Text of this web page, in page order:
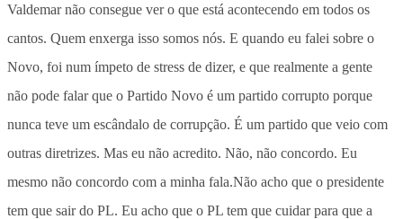
Valdemar não consegue ver o que está acontecendo em todos os
cantos. Quem enxerga isso somos nós. E quando eu falei sobre o
Novo, foi num ímpeto de stress de dizer, e que realmente a gente
não pode falar que o Partido Novo é um partido corrupto porque
nunca teve um escândalo de corrupção. É um partido que veio com
outras diretrizes. Mas eu não acredito. Não, não concordo. Eu
mesmo não concordo com a minha fala.Não acho que o presidente
tem que sair do PL. Eu acho que o PL tem que cuidar para que a